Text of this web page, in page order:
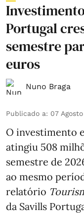
Portugal
semestre
euros
Nuno Braga
Publicado a: 07
O investimento
atingiu 508
semestre de
ao mesmo
relatório
da Savills